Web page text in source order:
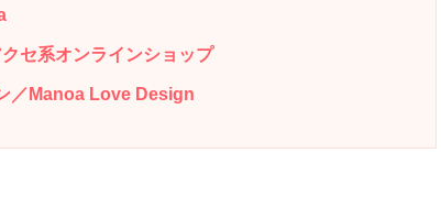
セ系オンラインショップ
／Manoa Love Design